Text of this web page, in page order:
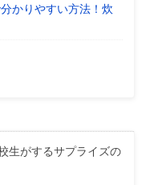
かりやすい方法！炊
生がするサプライズの